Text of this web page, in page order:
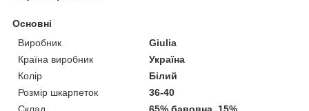
Основні
Виробник
Giulia
Країна виробник
Україна
Колір
Білий
Розмір шкарпеток
36-40